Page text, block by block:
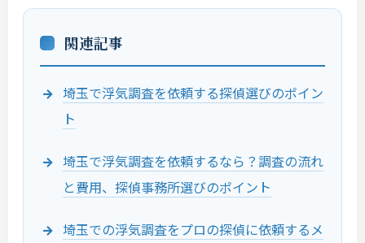
関連記事
埼玉で浮気調査を依頼する探偵選びのポイン
ト
埼玉で浮気調査を依頼するなら？調査の流れ
と費用、探偵事務所選びのポイント
埼玉での浮気調査をプロの探偵に依頼するメ